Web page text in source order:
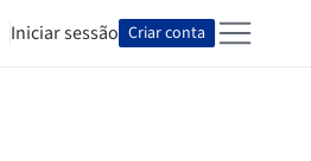
Iniciar sessão Criar conta